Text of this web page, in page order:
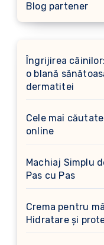
Blog partener
Îngrijirea
o blană
dermatitei
Cele mai
online
Machiaj Simplu
Pas cu Pas
Crema pentru
Hidratare și